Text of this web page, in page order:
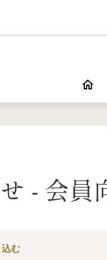
- 会員
込む